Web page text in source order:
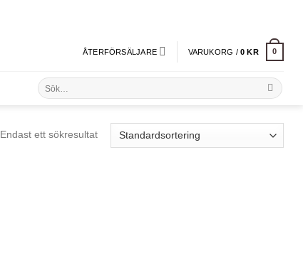
ÅTERFÖRSÄLJARE VARUKORG /0KR 0
Sök
efter:
Endast ett sökresultat